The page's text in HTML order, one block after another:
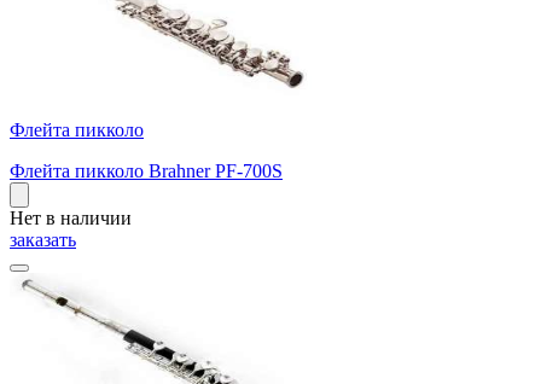
Флейта пикколо
Флейта пикколо Brahner PF-700S
Нет в наличии
заказать